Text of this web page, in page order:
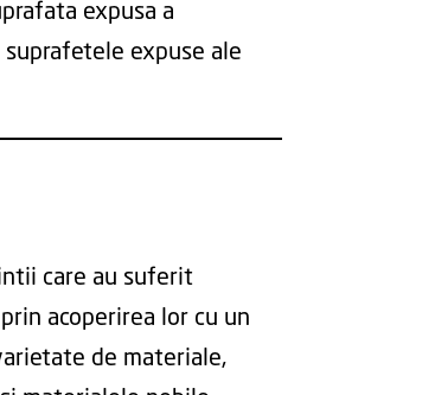
expusa a
expuse ale
care au suferit
acoperirea lor cu un
de materiale,